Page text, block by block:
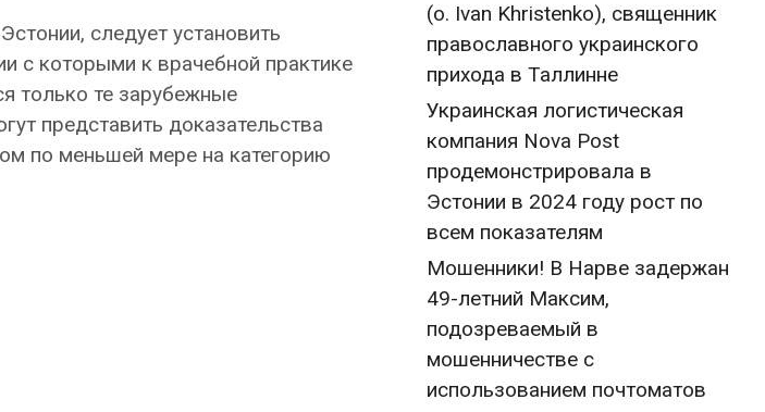
следует установить
с которыми к врачебной практике
только те зарубежные
представить доказательства
по меньшей мере на категорию
(о. Ivan Khristenko), священник
православного украинского
прихода в Таллинне
Украинская логистическая
компания Nova Post
продемонстрировала в
Эстонии в 2024 году рост по
всем показателям
Мошенники! В Нарве задержан
49-летний Максим,
подозреваемый в
мошенничестве с
использованием почтоматов